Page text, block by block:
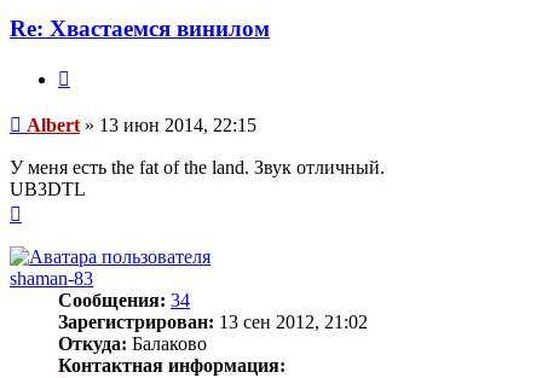
Re: Хвастаемся винилом
Сообщение
Albert » 13 июн 2014, 22:15
У меня есть the fat of the land. Звук отличный.
UB3DTL
началу
shaman-83
Сообщения: 34
Зарегистрирован: 13 сен 2012, 21:02
Откуда: Балаково
Контактная информация: